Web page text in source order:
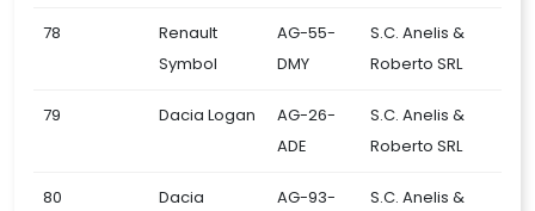
78
Renault
Symbol
AG-55-
DMY
S.C. Anelis &
Roberto SRL
79 Dacia Logan
AG-26-
ADE
S.C. Anelis &
Roberto SRL
80
Dacia
AG-93-
S.C. Anelis &